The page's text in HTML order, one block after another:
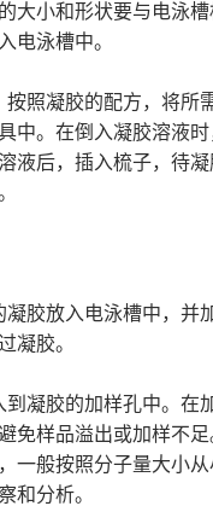
大小和形状要与电泳
电泳槽中。
按照凝胶的配方，将所
中。在倒入凝胶溶液
液后，插入梳子，待
凝胶放入电泳槽中，并
凝胶。
到凝胶的加样孔中。在
免样品溢出或加样不
一般按照分子量大小
和分析。